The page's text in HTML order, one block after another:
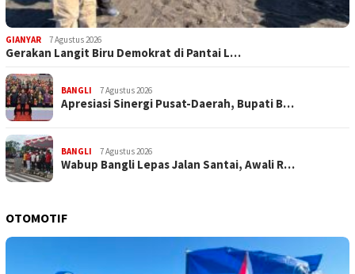
GIANYAR 7 Agustus 2026
Gerakan Langit Biru Demokrat di Pantai L…
BANGLI 7 Agustus 2026
Apresiasi Sinergi Pusat-Daerah, Bupati B…
BANGLI 7 Agustus 2026
Wabup Bangli Lepas Jalan Santai, Awali R…
OTOMOTIF